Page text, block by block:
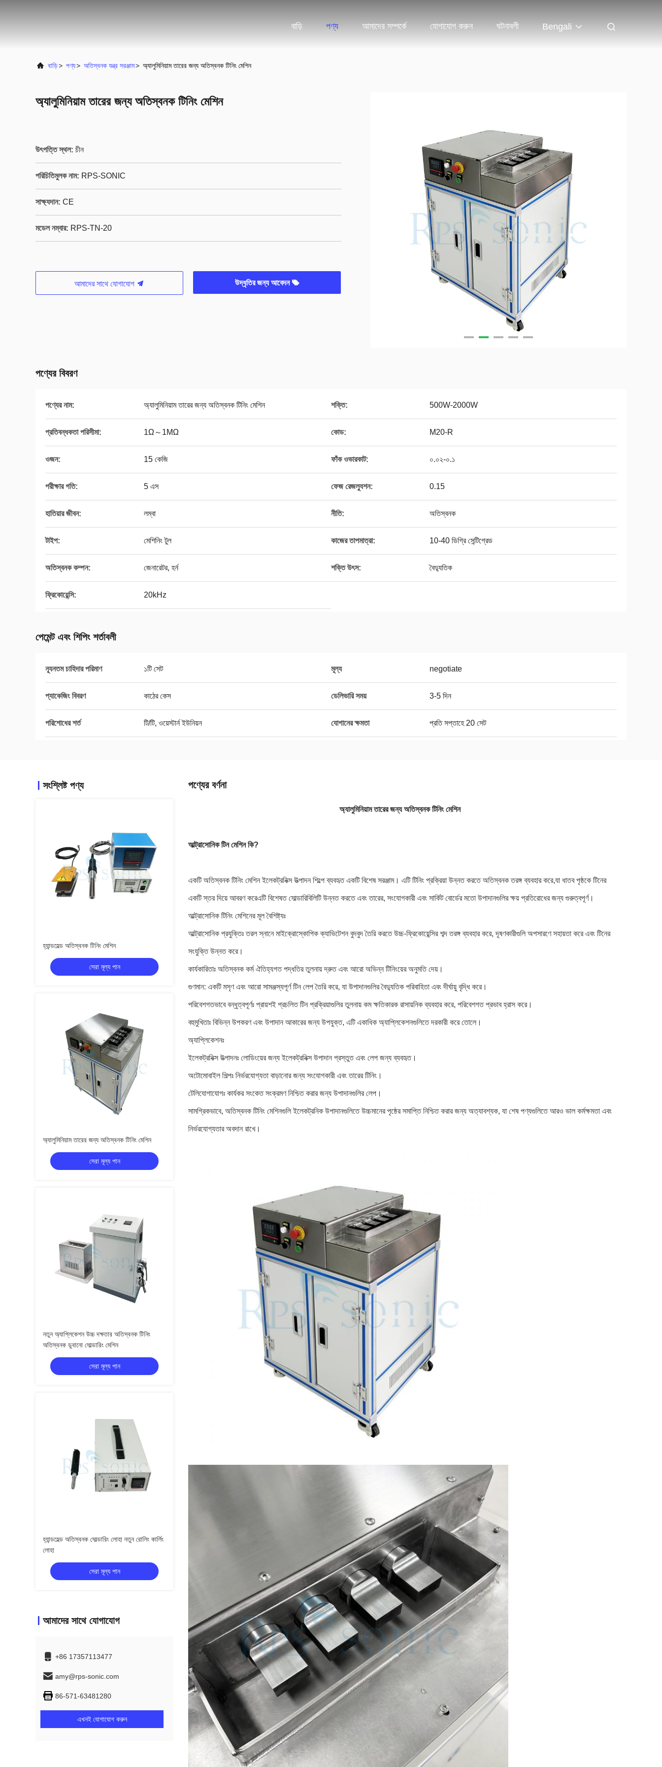
বাড়ি পণ্য আমাদের সম্পর্কে যোগাযোগ করুন ঘটনাবলী Bengali
বাড়ি> পণ্য> অতিস্বনক যন্ত্র সরঞ্জাম> অ্যালুমিনিয়াম তারের জন্য অতিস্বনক টিনিং মেশিন
অ্যালুমিনিয়াম তারের জন্য অতিস্বনক টিনিং মেশিন
উৎপত্তি স্থল: চীন
পরিচিতিমুলক নাম: RPS-SONIC
সাক্ষ্যদান: CE
মডেল নম্বার: RPS-TN-20
আমাদের সাথে যোগাযোগ উদ্ধৃতির জন্য আবেদন
পণ্যের বিবরণ
পণ্যের নাম: অ্যালুমিনিয়াম তারের জন্য অতিস্বনক টিনিং মেশিন শক্তি: 500W-2000W
প্রতিবন্ধকতা পরিসীমা: 1Ω～1MΩ কোড: M20-R
ওজন: 15 কেজি ফাঁক ওভারকাট: ০.০২-০.১
পরীক্ষার গতি: 5 এস ফেজ রেজল্যুশন: 0.15
হাতিয়ার জীবন: লম্বা নীতি: অতিস্বনক
টাইপ: মেশিনিং টুল কাজের তাপমাত্রা: 10-40 ডিগ্রি সেন্টিগ্রেড
অতিস্বনক কম্পন: জেনারেটর, হর্ন শক্তি উৎস: বৈদ্যুতিক
ফ্রিকোয়েন্সি: 20kHz
পেমেন্ট এবং শিপিং শর্তাবলী
ন্যূনতম চাহিদার পরিমাণ ১টি সেট মূল্য negotiate
প্যাকেজিং বিবরণ কাঠের কেস ডেলিভারি সময় 3-5 দিন
পরিশোধের শর্ত টি/টি, ওয়েস্টার্ন ইউনিয়ন যোগানের ক্ষমতা প্রতি সপ্তাহে 20 সেট
সংশ্লিষ্ট পণ্য
হ্যান্ডহেল্ড অতিস্বনক টিনিং মেশিন
সেরা মূল্য পান
অ্যালুমিনিয়াম তারের জন্য অতিস্বনক টিনিং মেশিন
সেরা মূল্য পান
নতুন অ্যাপ্লিকেশন উচ্চ দক্ষতার অতিস্বনক টিনিং
অতিস্বনক ডুবানো সোল্ডারিং মেশিন
সেরা মূল্য পান
হ্যান্ডহেল্ড অতিস্বনক সোল্ডারিং লোহা নতুন রোলিং কার্লিং
লোহা
সেরা মূল্য পান
আমাদের সাথে যোগাযোগ
+86 17357113477
amy@rps-sonic.com
86-571-63481280
এখনই যোগাযোগ করুন
পণ্যের বর্ণনা
অ্যালুমিনিয়াম তারের জন্য অতিস্বনক টিনিং মেশিন
আল্ট্রাসোনিক টিন মেশিন কি?
একটি অতিস্বনক টিনিং মেশিন ইলেকট্রনিক্স উত্পাদন শিল্পে ব্যবহৃত একটি বিশেষ সরঞ্জাম। এটি টিনিং প্রক্রিয়া উন্নত করতে অতিস্বনক তরঙ্গ ব্যবহার করে,যা ধাতব পৃষ্ঠকে টিনের
একটি স্তর দিয়ে আবরণ করেএটি বিশেষত সোল্ডারিবিলিটি উন্নত করতে এবং তারের, সংযোগকারী এবং সার্কিট বোর্ডের মতো উপাদানগুলির ক্ষয় প্রতিরোধের জন্য গুরুত্বপূর্ণ।
আল্ট্রাসোনিক টিনিং মেশিনের মূল বৈশিষ্ট্যঃ
আল্ট্রাসোনিক প্রযুক্তিঃ তরল স্নানে মাইক্রোস্কোপিক ক্যাভিটেশন বুদবুদ তৈরি করতে উচ্চ-ফ্রিকোয়েন্সির শব্দ তরঙ্গ ব্যবহার করে, দূষণকারীগুলি অপসারণে সহায়তা করে এবং টিনের
সংযুক্তি উন্নত করে।
কার্যকারিতাঃ অতিস্বনক কর্ম ঐতিহ্যগত পদ্ধতির তুলনায় দ্রুত এবং আরো অভিন্ন টিনিংয়ের অনুমতি দেয়।
গুণমান: একটি মসৃণ এবং আরো সামঞ্জস্যপূর্ণ টিন লেপ তৈরি করে, যা উপাদানগুলির বৈদ্যুতিক পরিবাহিতা এবং দীর্ঘায়ু বৃদ্ধি করে।
পরিবেশগতভাবে বন্ধুত্বপূর্ণঃ প্রায়শই প্রচলিত টিন প্রক্রিয়াগুলির তুলনায় কম ক্ষতিকারক রাসায়নিক ব্যবহার করে, পরিবেশগত প্রভাব হ্রাস করে।
বহুমুখিতাঃ বিভিন্ন উপকরণ এবং উপাদান আকারের জন্য উপযুক্ত, এটি একাধিক অ্যাপ্লিকেশনগুলিতে দরকারী করে তোলে।
অ্যাপ্লিকেশনঃ
ইলেকট্রনিক্স উত্পাদনঃ লোডিংয়ের জন্য ইলেকট্রনিক্স উপাদান প্রস্তুত এবং লেপ জন্য ব্যবহৃত।
অটোমোবাইল শিল্পঃ নির্ভরযোগ্যতা বাড়ানোর জন্য সংযোগকারী এবং তারের টিনিং।
টেলিযোগাযোগঃ কার্যকর সংকেত সংক্রমণ নিশ্চিত করার জন্য উপাদানগুলির লেপ।
সামগ্রিকভাবে, অতিস্বনক টিনিং মেশিনগুলি ইলেকট্রনিক উপাদানগুলিতে উচ্চমানের পৃষ্ঠের সমাপ্তি নিশ্চিত করার জন্য অত্যাবশ্যক, যা শেষ পণ্যগুলিতে আরও ভাল কর্মক্ষমতা এবং
নির্ভরযোগ্যতার অবদান রাখে।